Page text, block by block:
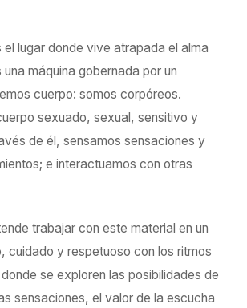
el lugar donde vive atrapada el alma
una máquina gobernada por un
cuerpo: somos corpóreos.
sexuado, sexual, sensitivo y
de él, sensamos sensaciones y
e interactuamos con otras
trabajar con este material en un
cuidado y respetuoso con los ritmos
se exploren las posibilidades de
sensaciones, el valor de la escucha